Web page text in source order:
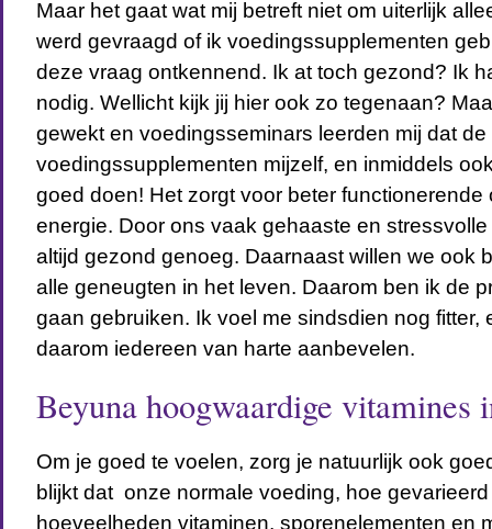
Maar het gaat wat mij betreft niet om uiterlijk
werd gevraagd of ik voedingssupplementen
deze vraag ontkennend. Ik at toch gezond? Ik
nodig. Wellicht kijk jij hier ook zo tegenaan?
gewekt en voedingsseminars leerden mij dat
voedingssupplementen mijzelf, en inmiddels
goed doen! Het zorgt voor beter functionerende
energie. Door ons vaak gehaaste en
altijd gezond genoeg. Daarnaast willen we ook
alle geneugten in het leven. Daarom ben ik de
gaan gebruiken. Ik voel me sindsdien nog
daarom iedereen van harte aanbevelen.
Beyuna hoogwaardige vitamines
Om je goed te voelen, zorg je natuurlijk ook
blijkt dat onze normale voeding, hoe
hoeveelheden vitaminen, sporenelementen en